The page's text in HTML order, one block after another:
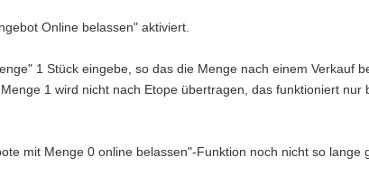
Online belassen" aktiviert.
1 Stück eingebe, so das die Menge nach einem Verkauf
1 wird nicht nach Etope übertragen, das funktioniert nur
mit Menge 0 online belassen"-Funktion noch nicht so lange